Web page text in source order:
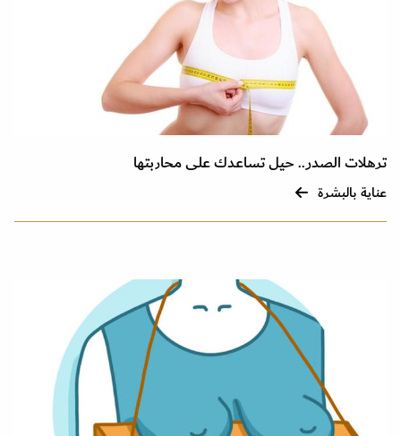
ترهلات الصدر.. حيل تساعدك على محاربتها
عناية بالبشرة